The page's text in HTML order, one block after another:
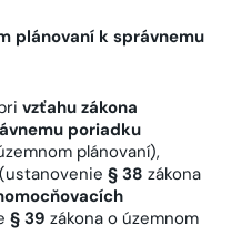
plánovaní k správnemu
vzťahu zákona
poriadku
plánovaní),
(ustanovenie § 38 zákona
§ 39 zákona o územnom